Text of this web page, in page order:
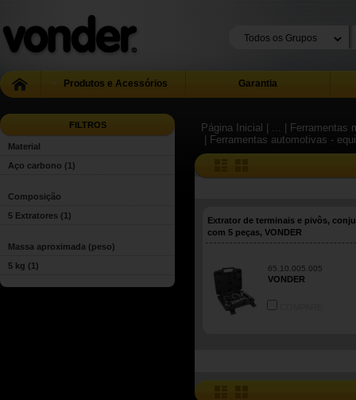
Produtos e Acessórios Garantia
FILTROS
Material
Aço carbono (1)
Composição
5 Extratores (1)
Massa aproximada (peso)
5 kg (1)
Página Inicial | ...
|
| Ferramentas automotivas -
Extrator de terminais e pivôs,
com 5 peças, VONDER
65.10.005.005
VONDER